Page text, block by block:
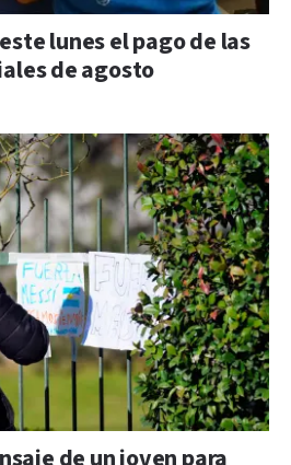
lunes el pago de las
de agosto